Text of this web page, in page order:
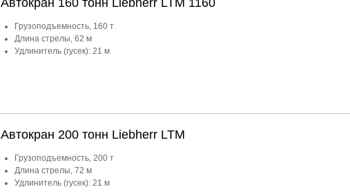
Автокран 160 тонн Liebherr LTM 1160
Грузоподъемность, 160 т
Длина стрелы, 62 м
Удлинитель (гусек): 21 м
Автокран 200 тонн Liebherr LTM
Грузоподъемность, 200 т
Длина стрелы, 72 м
Удлинитель (гусек): 21 м